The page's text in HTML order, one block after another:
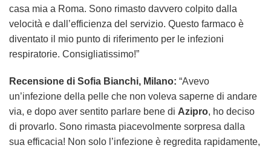
casa mia a Roma. Sono rimasto davvero colpito dalla
velocità e dall’efficienza del servizio. Questo farmaco è
diventato il mio punto di riferimento per le infezioni
respiratorie. Consigliatissimo!”
Recensione di Sofia Bianchi, Milano: “Avevo
un’infezione della pelle che non voleva saperne di andare
via, e dopo aver sentito parlare bene di Azipro, ho deciso
di provarlo. Sono rimasta piacevolmente sorpresa dalla
sua efficacia! Non solo l’infezione è regredita rapidamente,